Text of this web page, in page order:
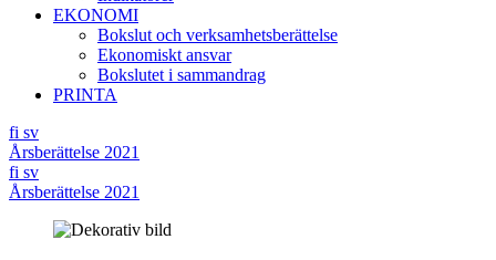
EKONOMI
Bokslut och verksamhetsberättelse
Ekonomiskt ansvar
Bokslutet i sammandrag
PRINTA
fi sv
Årsberättelse 2021
fi sv
Årsberättelse 2021